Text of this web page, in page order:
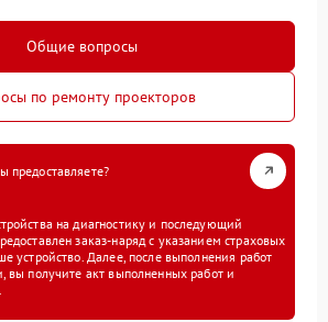
Общие вопросы
по ремонту проекторов
предоставляете?
на диагностику и последующий
заказ-наряд с указанием страховых
устройство. Далее, после выполнения работ
вы получите акт выполненных работ и